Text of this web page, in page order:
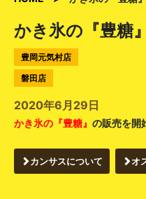
かき氷の『豊糖
豊岡元気村店
磐田店
2020年6月29日
かき氷の『豊糖』 の販売を開
カンサスについて オ